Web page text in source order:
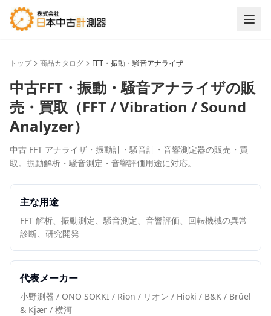
トップ 商品カタログ FFT・振動・騒音アナライザ
中古FFT・振動・騒音アナライザの販
売・買取（FFT / Vibration / Sound
Analyzer）
中古 FFT アナライザ・振動計・騒音計・音響測定器の販売・買
取。振動解析・騒音測定・音響評価用途に対応。
主な用途
FFT 解析、振動測定、騒音測定、音響評価、回転機械の異常
診断、研究開発
代表メーカー
小野測器 / ONO SOKKI / Rion / リオン / Hioki / B&K / Brüel
& Kjær / 横河